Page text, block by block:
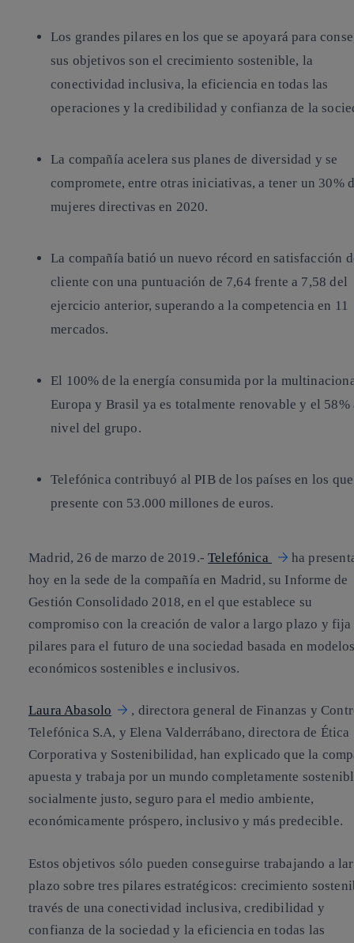
Los grandes pilares en los que se apoyará para
sus objetivos son el crecimiento sostenible, la
conectividad inclusiva, la eficiencia en todas las
operaciones y la credibilidad y confianza de la
La compañía acelera sus planes de diversidad y se
compromete, entre otras iniciativas, a tener un 30%
mujeres directivas en 2020.
La compañía batió un nuevo récord en satisfacción
cliente con una puntuación de 7,64 frente a 7,58 del
ejercicio anterior, superando a la competencia en 11
mercados.
El 100% de la energía consumida por la
Europa y Brasil ya es totalmente renovable y el 58%
nivel del grupo.
Telefónica contribuyó al PIB de los países en los
presente con 53.000 millones de euros.
Madrid, 26 de marzo de 2019.- Telefónica
ha
hoy en la sede de la compañía en Madrid, su Informe de
Gestión Consolidado 2018, en el que establece su
compromiso con la creación de valor a largo plazo y fija
pilares para el futuro de una sociedad basada en
económicos sostenibles e inclusivos.
Laura Abasolo
, directora general de Finanzas y
Telefónica S.A, y Elena Valderrábano, directora de Ética
Corporativa y Sostenibilidad, han explicado que la
apuesta y trabaja por un mundo completamente
socialmente justo, seguro para el medio ambiente,
económicamente próspero, inclusivo y más predecible.
Estos objetivos sólo pueden conseguirse trabajando a
plazo sobre tres pilares estratégicos: crecimiento
través de una conectividad inclusiva, credibilidad y
confianza de la sociedad y la eficiencia en todas las